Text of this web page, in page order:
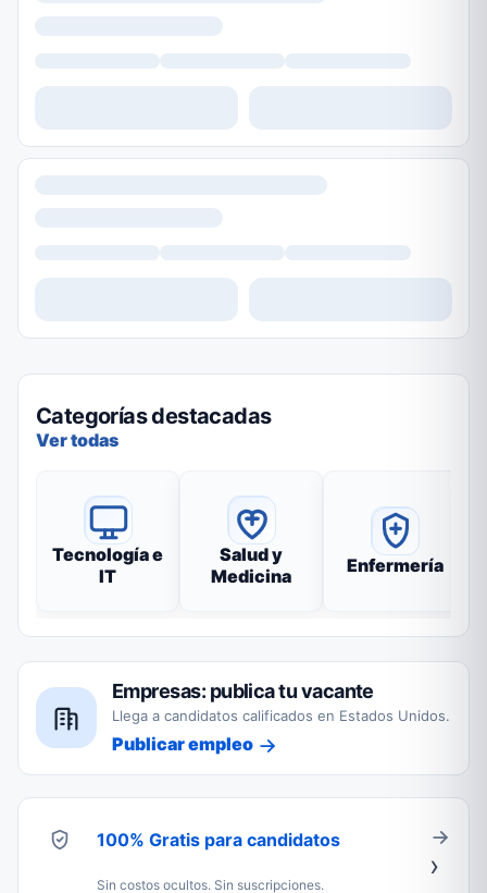
Categorías destacadas
Ver todas
Tecnología e
IT
Salud y
Medicina
Enfermería
Empresas: publica tu vacante
Llega a candidatos calificados en Estados Unidos.
Publicar empleo
100% Gratis para candidatos
Sin costos ocultos. Sin suscripciones.